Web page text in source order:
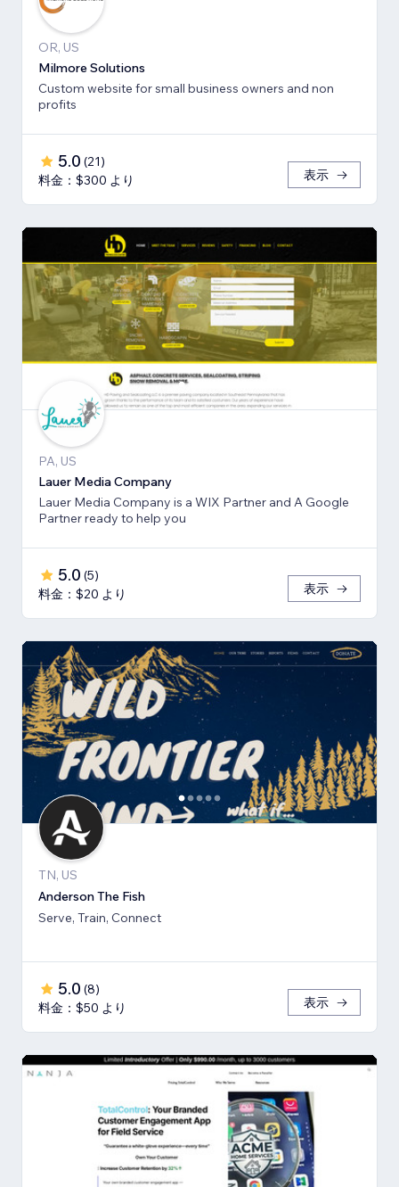
OR, US
Milmore Solutions
Custom website for small business owners and non
profits
5.0 (21)
料金：$300 より
表示
PA, US
Lauer Media Company
Lauer Media Company is a WIX Partner and A Google
Partner ready to help you
5.0 (5)
料金：$20 より
表示
TN, US
Anderson The Fish
Serve, Train, Connect
5.0 (8)
料金：$50 より
表示